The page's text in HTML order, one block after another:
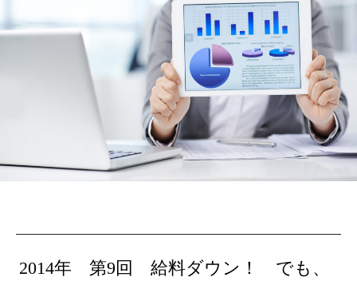
2014年 第9回 給料ダウン！ でも、